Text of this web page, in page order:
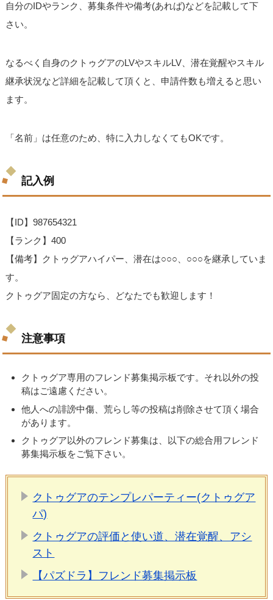
自分のIDやランク、募集条件や備考(あれば)などを記載して下
さい。
なるべく自身のクトゥグアのLVやスキルLV、潜在覚醒やスキル
継承状況など詳細を記載して頂くと、申請件数も増えると思い
ます。
「名前」は任意のため、特に入力しなくてもOKです。
記入例
【ID】987654321
【ランク】400
【備考】クトゥグアハイパー、潜在は○○○、○○○を継承していま
す。
クトゥグア固定の方なら、どなたでも歓迎します！
注意事項
クトゥグア専用のフレンド募集掲示板です。それ以外の投
稿はご遠慮ください。
他人への誹謗中傷、荒らし等の投稿は削除させて頂く場合
があります。
クトゥグア以外のフレンド募集は、以下の総合用フレンド
募集掲示板をご覧下さい。
クトゥグアのテンプレパーティー(クトゥグア
パ)
クトゥグアの評価と使い道、潜在覚醒、アシ
スト
【パズドラ】フレンド募集掲示板